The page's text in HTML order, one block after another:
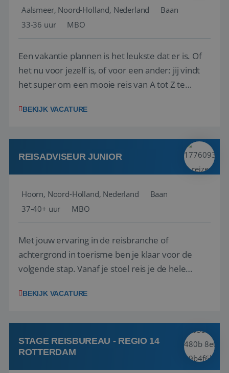
Aalsmeer, Noord-Holland, Nederland
Baan
33-36 uur
MBO
Een vakantie plannen is het leukste dat er is. Of
het nu voor jezelf is, of voor een ander: jij vindt
het super om een mooie reis van A tot Z te
vakantiegangers de meest prachtige plekjes op
werken: of het nu gaat om vragen ...
BEKIJK VACATURE
REISADVISEUR JUNIOR
Hoorn, Noord-Holland, Nederland
Baan
37-40+ uur
MBO
Met jouw ervaring in de reisbranche of
achtergrond in toerisme ben je klaar voor de
volgende stap. Vanaf je stoel reis je de hele
wensen van je team, je klant en wat er in de
klanten te overtuigen om die droomreis te
boeken! ...
BEKIJK VACATURE
STAGE REISBUREAU - REGIO 14
ROTTERDAM